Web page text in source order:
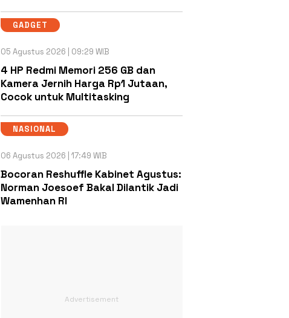
GADGET
05 Agustus 2026 | 09:29 WIB
4 HP Redmi Memori 256 GB dan
Kamera Jernih Harga Rp1 Jutaan,
Cocok untuk Multitasking
NASIONAL
06 Agustus 2026 | 17:49 WIB
Bocoran Reshuffle Kabinet Agustus:
Norman Joesoef Bakal Dilantik Jadi
Wamenhan RI